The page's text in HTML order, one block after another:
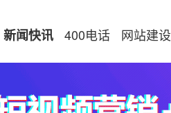
新闻快讯 400电话 网站建设